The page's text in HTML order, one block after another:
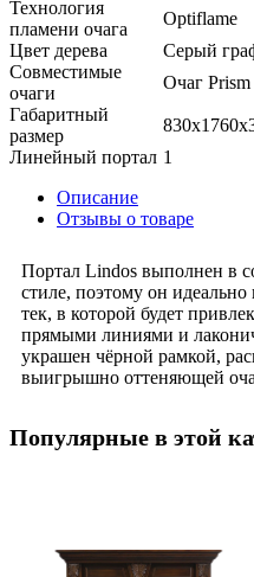
Технология
пламени очага
Optiflame
Цвет дерева
Серый
Совместимые
очаги
Очаг
Габаритный
размер
Линейный портал 1
Описание
Отзывы о товаре
Портал Lindos выполнен в
стиле, поэтому он
тек, в которой будет
прямыми линиями и
украшен чёрной рамкой,
выигрышно оттеняющей
Популярные в этой